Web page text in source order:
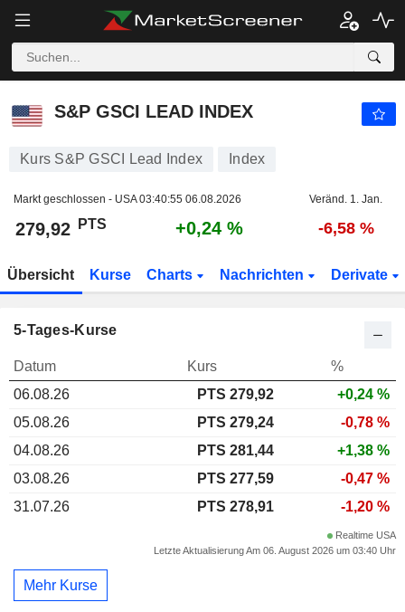
S&P GSCI LEAD INDEX
S&P GSCI LEAD INDEX
Kurs S&P GSCI Lead Index Index
Markt geschlossen - USA03:40:55 06.08.2026 Veränd. 1. Jan.
279,92 PTS +0,24 % -6,58 %
Übersicht Kurse Charts Nachrichten Derivate
5-Tages-Kurse
Datum Kurs
%
06.08.26
PTS 279,92
+0,24 %
05.08.26
PTS 279,24
-0,78 %
04.08.26
PTS 281,44
+1,38 %
03.08.26
PTS 277,59
-0,47 %
31.07.26
PTS 278,91 -1,20 %
Realtime USA
Letzte Aktualisierung Am 06. August 2026 um 03:40 Uhr
Mehr Kurse